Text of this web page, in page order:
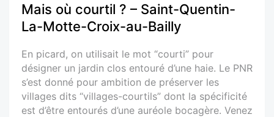
Mais où courtil ? – Saint-Quentin-
La-Motte-Croix-au-Bailly
En picard, on utilisait le mot “courti” pour
désigner un jardin clos entouré d’une haie. Le PNR
s’est donné pour ambition de préserver les
villages dits “villages-courtils” dont la spécificité
est d’être entourés d’une auréole bocagère. Venez